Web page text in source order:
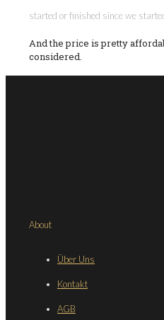
started or finished since we
And the price is pretty
considered.
About
Über Uns
Kontakt
AGB